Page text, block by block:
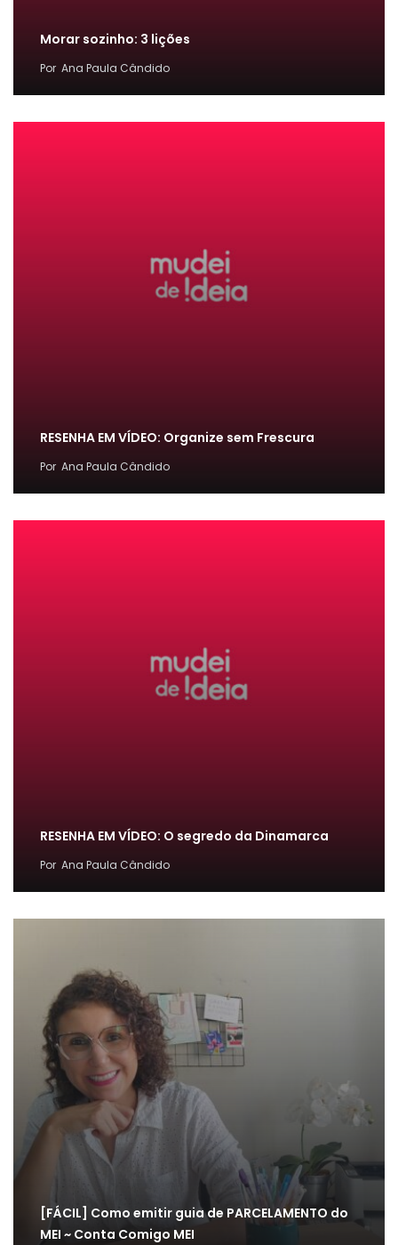
Morar sozinho: 3 lições
Por Ana Paula Cândido
RESENHA EM VÍDEO: Organize sem Frescura
Por Ana Paula Cândido
RESENHA EM VÍDEO: O segredo da Dinamarca
Por Ana Paula Cândido
[FÁCIL] Como emitir guia de PARCELAMENTO do
MEI ~ Conta Comigo MEI